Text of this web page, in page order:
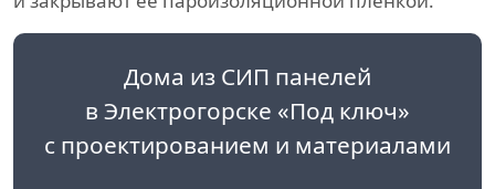
Дома из СИП панелей
в Электрогорске «Под ключ»
с проектированием и материалами